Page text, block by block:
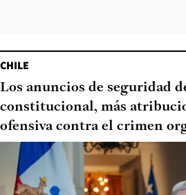
CHILE
Los anuncios de seguridad
constitucional, más
ofensiva contra el crimen